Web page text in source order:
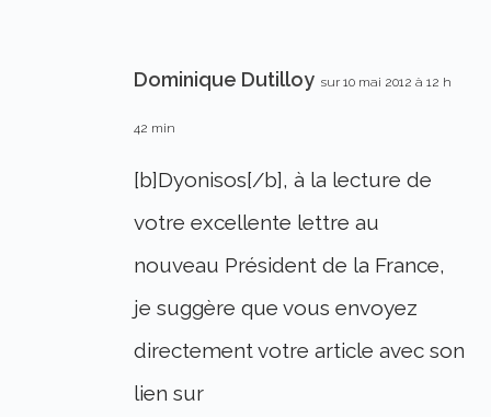
Dominique Dutilloy sur 10 mai 2012 à 12 h
42 min
[b]Dyonisos[/b], à la lecture de
votre excellente lettre au
nouveau Président de la France,
je suggère que vous envoyez
directement votre article avec son
lien sur